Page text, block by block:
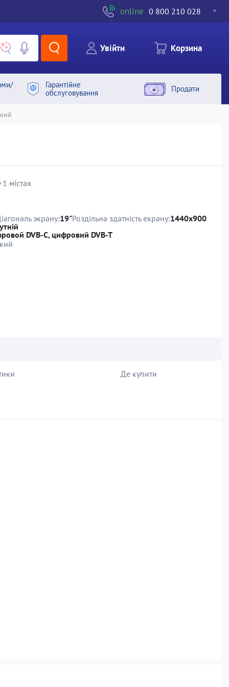
online 0 800 210 028
Увiйти Корзина
Гарантiйне
обслуговування
Продати
містах
экрану:19"Роздільна здатність екрану:1440x900
DVB-C, цифровий DVB-T
Де купити